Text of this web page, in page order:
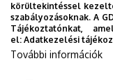
körültekintéssel
szabályozásoknak. A
Tájékoztatónkat,
el: Adatkezelési
További információk